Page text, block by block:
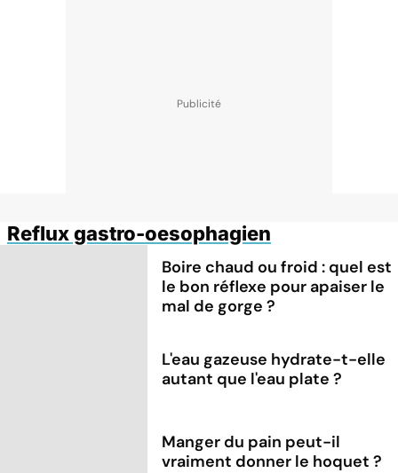
Reflux gastro-oesophagien
Boire chaud ou froid : quel est
le bon réflexe pour apaiser le
mal de gorge ?
L'eau gazeuse hydrate-t-elle
autant que l'eau plate ?
Manger du pain peut-il
vraiment donner le hoquet ?